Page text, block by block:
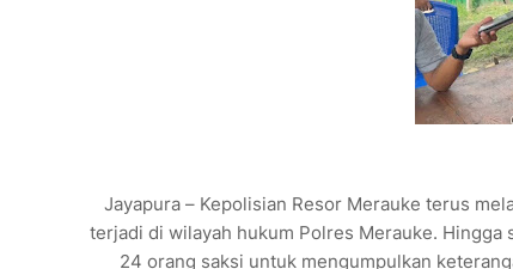
Jayapura – Kepolisian Resor Merauke terus
terjadi di wilayah hukum Polres Merauke.
24 orang saksi untuk mengumpulkan